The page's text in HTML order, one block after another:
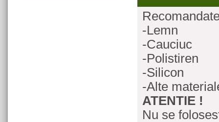
-Lemn
-Cauciuc
-Polistiren
-Silicon
-Alte
ATENTIE !
Nu se